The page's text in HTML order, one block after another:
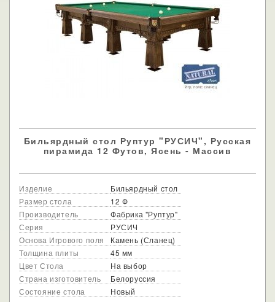
Бильярдный стол Руптур "РУСИЧ", Русская
пирамида 12 Футов, Ясень - Массив
Изделие
Бильярдный стол
Размер стола
12 Ф
Производитель
Фабрика "Руптур"
Серия
РУСИЧ
Основа Игрового поля
Камень (Сланец)
Толщина плиты
45 мм
Цвет Стола
На выбор
Страна изготовитель
Белоруссия
Состояние стола
Новый